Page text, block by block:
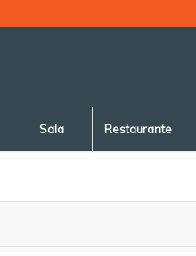
Sala Restaurante